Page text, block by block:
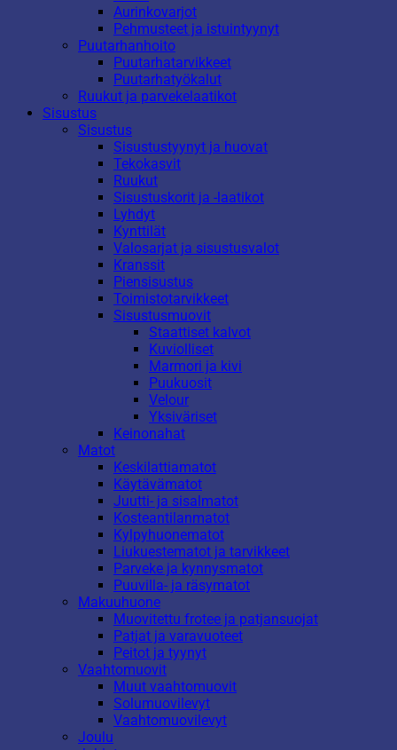
Aurinkovarjot
Pehmusteet ja istuintyynyt
Puutarhanhoito
Puutarhatarvikkeet
Puutarhatyökalut
Ruukut ja parvekelaatikot
Sisustus
Sisustus
Sisustustyynyt ja huovat
Tekokasvit
Ruukut
Sisustuskorit ja -laatikot
Lyhdyt
Kynttilät
Valosarjat ja sisustusvalot
Kranssit
Piensisustus
Toimistotarvikkeet
Sisustusmuovit
Staattiset kalvot
Kuviolliset
Marmori ja kivi
Puukuosit
Velour
Yksiväriset
Keinonahat
Matot
Keskilattiamatot
Käytävämatot
Juutti- ja sisalmatot
Kosteantilanmatot
Kylpyhuonematot
Liukuestematot ja tarvikkeet
Parveke ja kynnysmatot
Puuvilla- ja räsymatot
Makuuhuone
Muovitettu frotee ja patjansuojat
Patjat ja varavuoteet
Peitot ja tyynyt
Vaahtomuovit
Muut vaahtomuovit
Solumuovilevyt
Vaahtomuovilevyt
Joulu